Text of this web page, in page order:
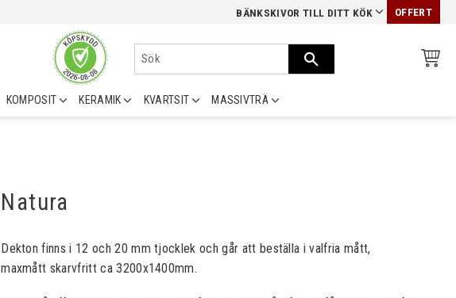
BÄNKSKIVOR TILL DITT KÖK OFFERT
KOMPOSIT KERAMIK KVARTSIT MASSIVTRÄ
Natura
Dekton finns i 12 och 20 mm tjocklek och går att beställa i valfria mått,
maxmått skarvfritt ca 3200x1400mm.